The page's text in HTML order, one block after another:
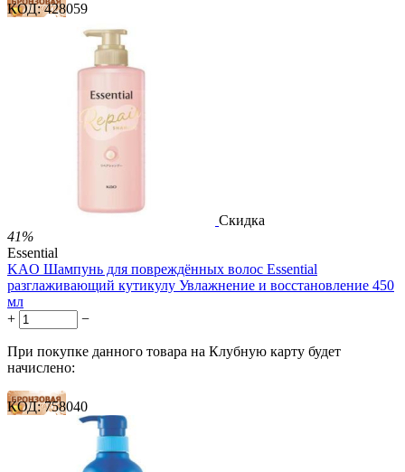
20 баллов
33 балла
1 578.00 Р
за 1.00 мл
КОД: 428059
Скидка
41%
Essential
KAO Шампунь для повреждённых волос Essential
разглаживающий кутикулу Увлажнение и восстановление 450
мл
+
−
При покупке данного товара на Клубную карту будет
начислено:
13 баллов
20 баллов
КОД: 758040